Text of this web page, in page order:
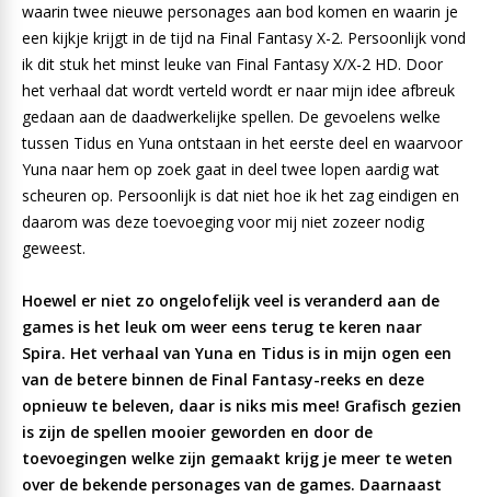
waarin twee nieuwe personages aan bod komen en waarin je
een kijkje krijgt in de tijd na Final Fantasy X-2. Persoonlijk vond
ik dit stuk het minst leuke van Final Fantasy X/X-2 HD. Door
het verhaal dat wordt verteld wordt er naar mijn idee afbreuk
gedaan aan de daadwerkelijke spellen. De gevoelens welke
tussen Tidus en Yuna ontstaan in het eerste deel en waarvoor
Yuna naar hem op zoek gaat in deel twee lopen aardig wat
scheuren op. Persoonlijk is dat niet hoe ik het zag eindigen en
daarom was deze toevoeging voor mij niet zozeer nodig
geweest.
Hoewel er niet zo ongelofelijk veel is veranderd aan de
games is het leuk om weer eens terug te keren naar
Spira. Het verhaal van Yuna en Tidus is in mijn ogen een
van de betere binnen de Final Fantasy-reeks en deze
opnieuw te beleven, daar is niks mis mee! Grafisch gezien
is zijn de spellen mooier geworden en door de
toevoegingen welke zijn gemaakt krijg je meer te weten
over de bekende personages van de games. Daarnaast